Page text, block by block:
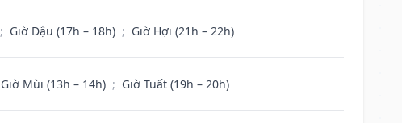
; Giờ Dậu (17h – 18h) ; Giờ Hợi (21h – 22h)
Giờ Mùi (13h – 14h) ; Giờ Tuất (19h – 20h)